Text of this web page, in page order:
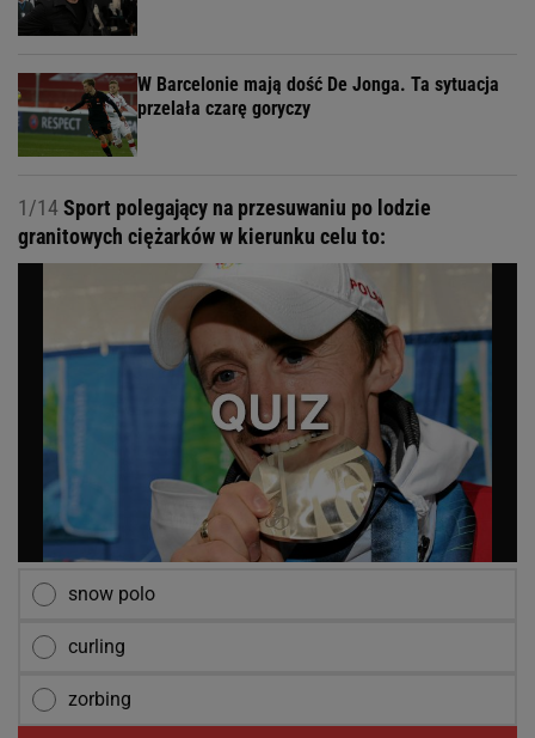
W Barcelonie mają dość De Jonga. Ta sytuacja
przelała czarę goryczy
1/14Sport polegający na przesuwaniu po lodzie
granitowych ciężarków w kierunku celu to:
snow polo
curling
zorbing